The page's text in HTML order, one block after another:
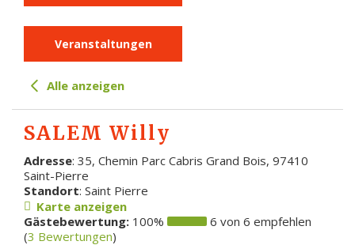
Veranstaltungen
Alle anzeigen
SALEM Willy
Adresse: 35, Chemin Parc Cabris Grand Bois, 97410
Saint-Pierre
Standort: Saint Pierre
Karte anzeigen
Gästebewertung: 100%
6 von 6 empfehlen
(3 Bewertungen)